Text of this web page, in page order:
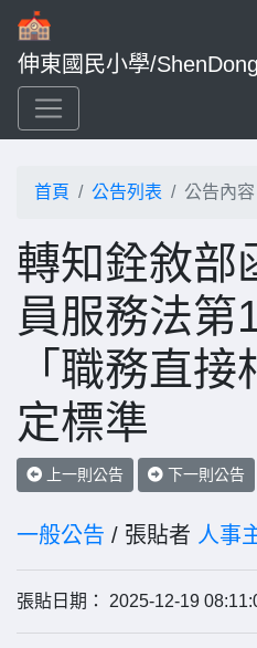
伸東國民小學/
首頁 公告列表 公告內容
轉知銓敘部
員服務法第
「職務直
定標準
上一則公告 下一則公告
一般公告 / 張貼者 人事
張貼日期： 2025-12-19